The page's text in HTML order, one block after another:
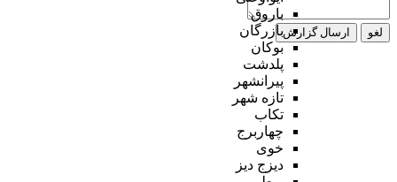
باروق
بازرگان
بوکان
پلدشت
پیرانشهر
تازه شهر
تکاب
چهاربرج
خوی
دیزج دیز
لغو ارسال گزارش